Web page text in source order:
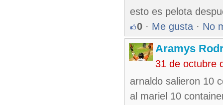
esto es pelota
0 · Me gusta · No
Aramys
31 de octubre
arnaldo salieron 10
al mariel 10